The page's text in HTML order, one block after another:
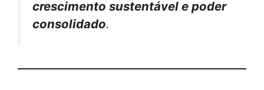
crescimento sustentável e poder
consolidado.